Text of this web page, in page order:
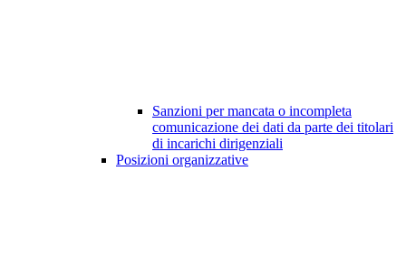
Sanzioni per mancata o incompleta
comunicazione dei dati da parte dei titolari
di incarichi dirigenziali
Posizioni organizzative